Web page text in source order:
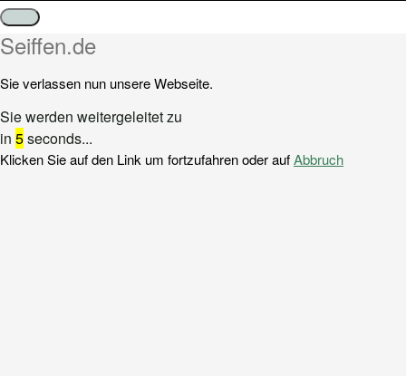
Schließen
Seiffen.de
Sie verlassen nun unsere Webseite.
Sie werden weitergeleitet zu
in 5seconds...
Klicken Sie auf den Link um fortzufahren oder aufAbbruch